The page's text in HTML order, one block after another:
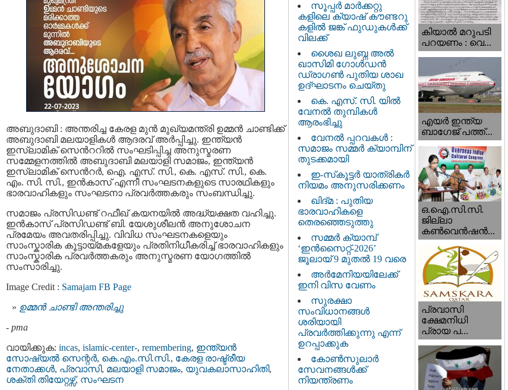
അബുദാബി : അന്തരിച്ച കേരള മുൻ മുഖ്യമന്ത്രി ഉമ്മൻ ചാണ്ടിക്ക്
അബുദാബി മലയാളികള്‍ ആദരവ് അർപ്പിച്ചു. ഇന്ത്യൻ
ഇസ്ലാമിക് സെന്‍ററില്‍ സംഘടിപ്പിച്ച അനുസ്മരണ
സമ്മേളനത്തില്‍ അബുദാബി മലയാളി സമാജം, ഇന്ത്യന്‍
ഇസ്‌ലാമിക് സെന്‍റര്‍, ഐ. എസ്. സി., കെ. എസ്. സി., കെ.
എം. സി. സി., ഇന്‍കാസ് എന്നീ സംഘടനകളുടെ സാരഥികളും
ഭാരവാഹികളും സംഘടനാ പ്രവർത്തകരും സംബന്ധിച്ചു.
സമാജം പ്രസിഡണ്ട് റഫീഖ് കയനയില്‍ അദ്ധ്യക്ഷത വഹിച്ചു.
ഇന്‍കാസ് പ്രസിഡണ്ട് ബി. യേശുശീലന്‍ അനുശോചന
പ്രമേയം അവതരിപ്പിച്ചു. വിവിധ സംഘടനകളെയും
സാംസ്കാരിക കൂട്ടായ്മകളേയും പ്രതിനിധീകരിച്ച് ഭാരവാഹികളും
സാംസ്കാരിക പ്രവർത്തകരും അനുസ്മരണ യോഗത്തില്‍
സംസാരിച്ചു.
Image Credit : Samajam FB Page
ഉമ്മൻ ചാണ്ടി അന്തരിച്ചു
- pma
വായിക്കുക: incas, islamic-center-, remembering, ഇന്ത്യന്‍
സോഷ്യല്‍ സെന്റര്‍, കെ.എം.സി.സി., കേരള രാഷ്ട്രീയ
നേതാക്കള്‍, പ്രവാസി, മലയാളി സമാജം, യുവകലാസാഹിതി,
ശക്തി തിയേറ്റഴ്സ്, സംഘടന
സൂപ്പർ മാർക്കറ്റു
കളിലെ ക്യാഷ് കൗണ്ടറു
കളിൽ ജങ്ക് ഫുഡുകൾക്ക്
വിലക്ക്
ശൈഖ ലുബ്ന അൽ
ഖാസിമി ഗോൾഡൻ
ഡ്രാഗൺ പുതിയ ശാഖ
ഉദ്ഘാടനം ചെയ്തു
കെ. എസ്. സി. യിൽ
വേനൽ തുമ്പികൾ
ആരംഭിച്ചു
വേനൽ പ്പറവകൾ :
സമാജം സമ്മർ ക്യാമ്പിന്
തുടക്കമായി
ഇ-സ്‌കൂട്ടർ യാത്രികർ
നിയമം അനുസരിക്കണം
ഖിദ്മ : പുതിയ
ഭാരവാഹികളെ
തെരഞ്ഞെടുത്തു
സമ്മർ ക്യാമ്പ്
‘ഇൻസൈറ്റ്-2026’
ജൂലായ് 9 മുതൽ 19 വരെ
അർമേനിയയിലേക്ക്
ഇനി വിസ വേണം
സുരക്ഷാ
സംവിധാനങ്ങൾ
ശരിയായി
പ്രവർത്തിക്കുന്നു എന്ന്
ഉറപ്പാക്കുക
കോൺസുലാർ
സേവനങ്ങൾക്ക്
നിയന്ത്രണം
കിയാല്‍ മറുപടി
പറയണം : വെ...
എയര്‍ ഇന്ത്യ
ബാഗേജ് പത്ത്...
ഒ.ഐ.സി.സി.
ജില്ലാ
കൺവെൻഷൻ...
പ്രവാസി
ക്ഷേമനിധി
പ്രായ പ...